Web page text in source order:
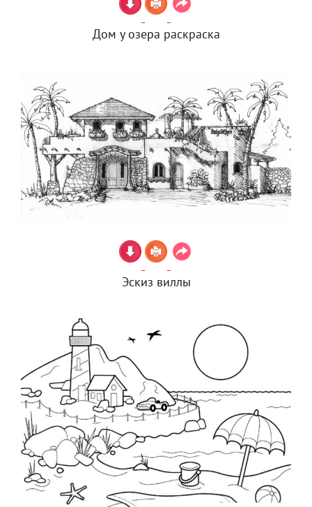
Дом у озера раскраска
Эскиз виллы